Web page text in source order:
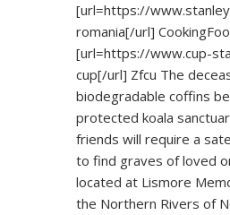
[url=https://
romania[/url]
[url=https://www.cup-
cup[/url] Zfcu The
biodegradable coffins
protected koala
friends will require a
to find graves of loved
located at Lismore
the Northern Rivers of